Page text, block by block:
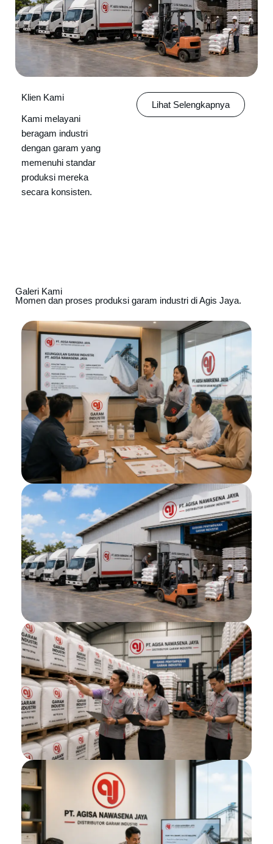
Klien Kami
Kami melayani
beragam industri
dengan garam yang
memenuhi standar
produksi mereka
secara konsisten.
Lihat Selengkapnya
Galeri Kami
Momen dan proses produksi garam industri di Agis Jaya.